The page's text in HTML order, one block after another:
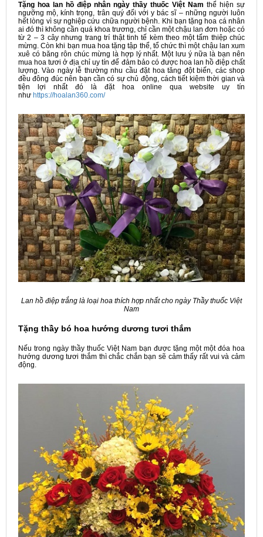
Tặng hoa lan hồ điệp nhân ngày thầy thuốc Việt Nam thể hiện sự
ngưỡng mộ, kính trọng, trân quý đối với y bác sĩ – những người luôn
hết lòng vì sự nghiệp cứu chữa người bệnh. Khi bạn tặng hoa cá nhân
ai đó thì không cần quá khoa trương, chỉ cần một chậu lan đơn hoặc có
từ 2 – 3 cây nhưng trang trí thật tinh tế kèm theo một tấm thiệp chúc
mừng. Còn khi bạn mua hoa tặng tập thể, tổ chức thì một chậu lan xum
xuê có băng rôn chúc mừng là hợp lý nhất. Một lưu ý nữa là bạn nên
mua hoa tươi ở địa chỉ uy tín để đảm bảo có được hoa lan hồ điệp chất
lượng. Vào ngày lễ thường nhu cầu đặt hoa tăng đột biến, các shop
đều đông đúc nên bạn cần có sự chủ động, cách tiết kiệm thời gian và
tiện lợi nhất đó là đặt hoa online qua website uy tín
như https://hoalan360.com/
Lan hồ điệp trắng là loại hoa thích hợp nhất cho ngày Thầy thuốc Việt
Nam
Tặng thầy bó hoa hướng dương tươi thắm
Nếu trong ngày thầy thuốc Việt Nam bạn được tặng một một đóa hoa
hướng dương tươi thắm thì chắc chắn bạn sẽ cảm thấy rất vui và cảm
động.